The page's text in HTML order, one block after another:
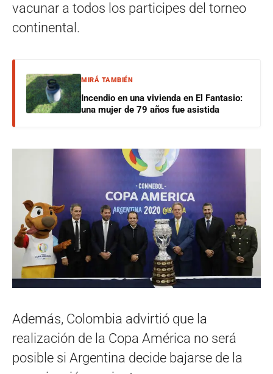
vacunar a todos los participes del torneo
continental.
MIRÁ TAMBIÉN
Incendio en una vivienda en El Fantasio:
una mujer de 79 años fue asistida
Además, Colombia advirtió que la
realización de la Copa América no será
posible si Argentina decide bajarse de la